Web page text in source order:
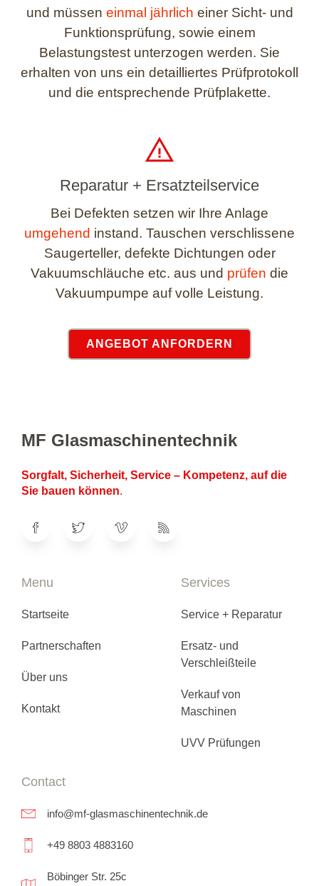
und müssen einmal jährlich einer Sicht- und
Funktionsprüfung, sowie einem
Belastungstest unterzogen werden. Sie
erhalten von uns ein detailliertes Prüfprotokoll
und die entsprechende Prüfplakette.
Reparatur + Ersatzteilservice
Bei Defekten setzen wir Ihre Anlage
umgehend instand. Tauschen verschlissene
Saugerteller, defekte Dichtungen oder
Vakuumschläuche etc. aus und prüfen die
Vakuumpumpe auf volle Leistung.
ANGEBOT ANFORDERN
MF Glasmaschinentechnik
Sorgfalt, Sicherheit, Service – Kompetenz, auf die
Sie bauen können.
Menu
Startseite
Partnerschaften
Über uns
Kontakt
Services
Service + Reparatur
Ersatz- und
Verschleißteile
Verkauf von
Maschinen
UVV Prüfungen
Contact
info@mf-glasmaschinentechnik.de
+49 8803 4883160
Böbinger Str. 25c